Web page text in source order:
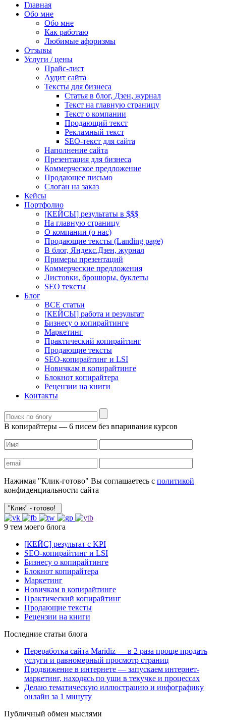
Главная
Обо мне
Обо мне
Как работаю
Любимые афоризмы
Отзывы
Услуги / цены
Прайс-лист
Аудит сайта
Тексты для бизнеса
Статья в блог, Дзен, журнал
Текст на главную страницу
Текст о компании
Продающий текст
Рекламный текст
SEO-текст для сайта
Наполнение сайта
Презентация для бизнеса
Коммерческое предложение
Продающее письмо
Слоган на заказ
Кейсы
Портфолио
[КЕЙСЫ] результаты в $$$
На главную страницу
О компании (о нас)
Продающие тексты (Landing page)
В блог, Яндекс.Дзен, журнал
Примеры презентаций
Коммерческие предложения
Листовки, брошюры, буклеты
SEO тексты
Блог
ВСЕ статьи
[КЕЙСЫ] работа и результат
Бизнесу о копирайтинге
Маркетинг
Практический копирайтинг
Продающие тексты
SEO-копирайтинг и LSI
Новичкам в копирайтинге
Блокнот копирайтера
Рецензии на книги
Контакты
В копирайтеры — 6 писем без впаривания курсов
Нажимая "Клик-готово" Вы соглашаетесь с политикой
конфиденциальности сайта
9 тем моего блога
[КЕЙС] результат с KPI
SEO-копирайтинг и LSI
Бизнесу о копирайтинге
Блокнот копирайтера
Маркетинг
Новичкам в копирайтинге
Практический копирайтинг
Продающие тексты
Рецензии на книги
Последние статьи блога
Переработка сайта Maridiz — в 2 раза проще продать
услуги и равномерный просмотр страниц
Продвижение в интернете — запускаем интернет-
маркетинг, находясь по уши в текучке и процессах
Делаю тематическую иллюстрацию и инфографику
онлайн за 1 минуту
Публичный обмен мыслями